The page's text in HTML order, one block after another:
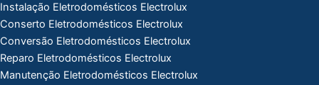
Instalação Eletrodomésticos Electrolux
Conserto Eletrodomésticos Electrolux
Conversão Eletrodomésticos Electrolux
Reparo Eletrodomésticos Electrolux
Manutenção Eletrodomésticos Electrolux